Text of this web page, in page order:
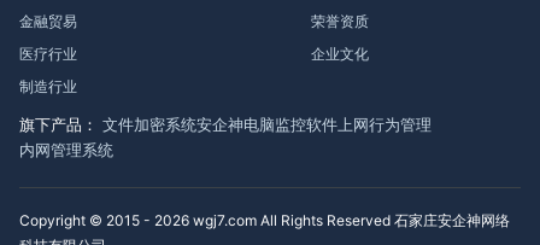
金融贸易
医疗行业
制造行业
荣誉资质
企业文化
旗下产品： 文件加密系统安企神电脑监控软件 上网行为管理
内网管理系统
Copyright © 2015 - 2026 wgj7.com All Rights Reserved 石家庄安企神网络